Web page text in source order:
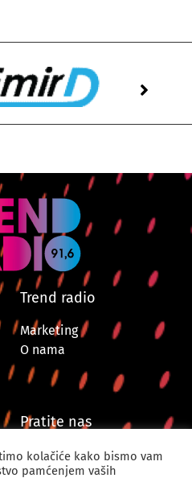
Trend radio
Marketing
O nama
Pratite nas
kolačiće kako bismo vam
pamćenjem vaših